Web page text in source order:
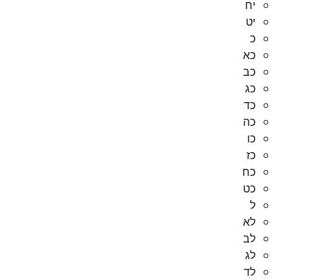
יח
יט
כ
כא
כב
כג
כד
כה
כו
כז
כח
כט
ל
לא
לב
לג
לד